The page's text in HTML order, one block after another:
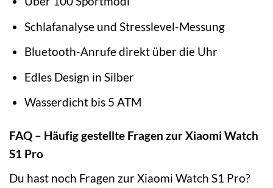
Schlafanalyse und Stresslevel-Messung
Bluetooth-Anrufe direkt über die Uhr
Edles Design in Silber
Wasserdicht bis 5 ATM
FAQ – Häufig gestellte Fragen zur Xiaomi Watch
S1 Pro
Du hast noch Fragen zur Xiaomi Watch S1 Pro?